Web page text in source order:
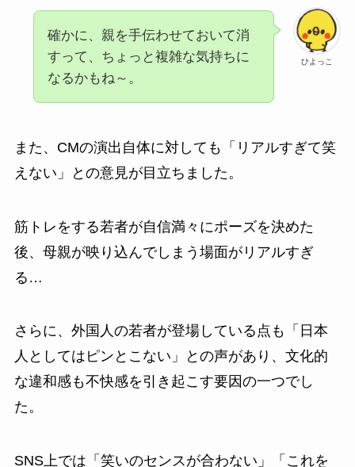
ひよっこ
確かに、親を手伝わせておいて消
すって、ちょっと複雑な気持ちに
なるかもね～。
また、CMの演出自体に対しても「リアルすぎて笑
えない」との意見が目立ちました。
筋トレをする若者が自信満々にポーズを決めた
後、母親が映り込んでしまう場面がリアルすぎ
る…
さらに、外国人の若者が登場している点も「日本
人としてはピンとこない」との声があり、文化的
な違和感も不快感を引き起こす要因の一つでし
た。
SNS上では「笑いのセンスが合わない」「これを